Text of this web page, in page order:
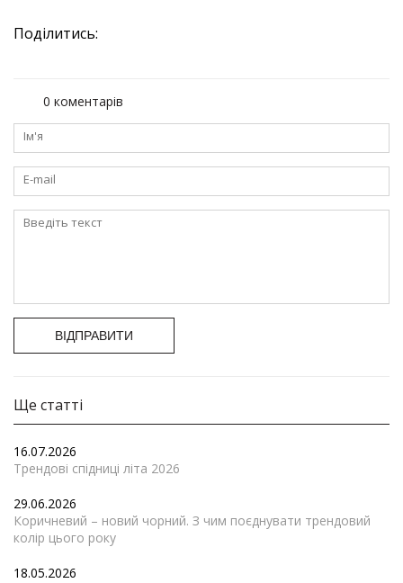
Поділитись:
0 коментарів
ВІДПРАВИТИ
Ще статті
16.07.2026
Трендові спідниці літа 2026
29.06.2026
Коричневий – новий чорний. З чим поєднувати трендовий
колір цього року
18.05.2026